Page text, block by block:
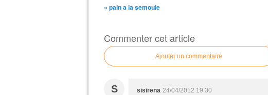
« pain a la semoule
Commenter cet article
Ajouter un commentaire
S sisirena 24/04/2012 19:30